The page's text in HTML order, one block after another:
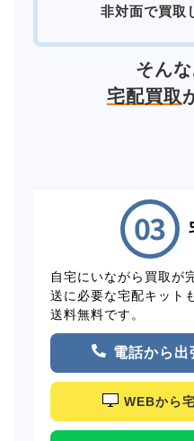
非対面で買取
そん
宅配買取
自宅にいながら買取が
送に必要な宅配キット
送料無料です。
電話から出
WEBから